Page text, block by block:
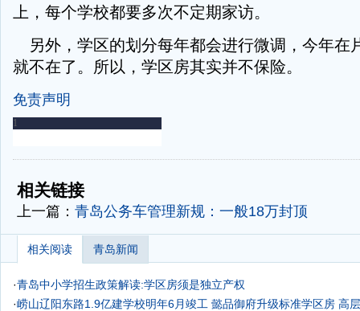
上，每个学校都要多次不定期家访。
另外，学区的划分每年都会进行微调，今年在
就不在了。所以，学区房其实并不保险。
免责声明
-
相关链接
上一篇： 青岛公务车管理新规：一般18万封顶
相关阅读 青岛新闻
·青岛中小学招生政策解读:学区房须是独立产权
·崂山辽阳东路1.9亿建学校明年6月竣工 懿品御府升级标准学区房 高